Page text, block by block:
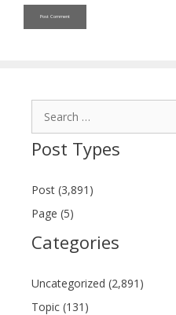
Post Types
Post (3,891)
Page (5)
Categories
Uncategorized (2,891)
Topic (131)